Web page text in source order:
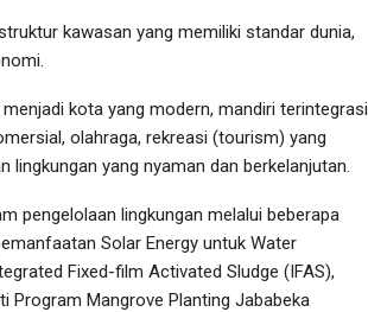
kawasan yang memiliki standar dunia,
kota yang modern, mandiri terintegrasi
olahraga, rekreasi (tourism) yang
yang nyaman dan berkelanjutan.
pengelolaan lingkungan melalui beberapa
Solar Energy untuk Water
Fixed-film Activated Sludge (IFAS),
Program Mangrove Planting Jababeka